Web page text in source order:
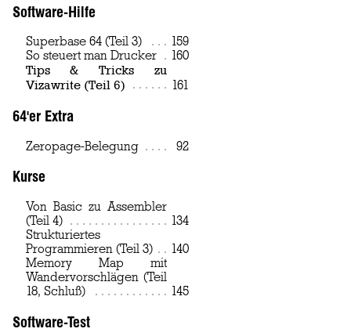
Software-Hilfe
Superbase 64 (Teil 3) Page
159
So steuert man Drucker
Page
160
Tips & Tricks zu
Vizawrite (Teil 6)
Page
161
64'er Extra
Zeropage-Belegung Page
92
Kurse
Von Basic zu Assembler
(Teil 4)
Page
134
Strukturiertes
Programmieren (Teil 3)
Page
140
Memory Map mit
Wandervorschlägen (Teil
18, Schluß)
Page
145
Software-Test